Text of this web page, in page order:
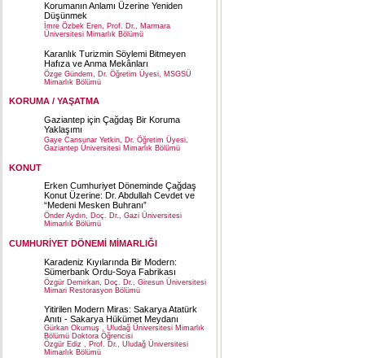
Korumanın Anlamı Üzerine Yeniden
Düşünmek
İmre Özbek Eren, Prof. Dr., Marmara
Üniversitesi Mimarlık Bölümü
Karanlık Turizmin Söylemi Bitmeyen
Hafıza ve Anma Mekânları
Özge Gündem, Dr. Öğretim Üyesi, MSGSÜ
Mimarlık Bölümü
KORUMA / YAŞATMA
Gaziantep için Çağdaş Bir Koruma
Yaklaşımı
Gaye Cansunar Yetkin, Dr. Öğretim Üyesi,
Gaziantep Üniversitesi Mimarlık Bölümü
KONUT
Erken Cumhuriyet Döneminde Çağdaş
Konut Üzerine: Dr. Abdullah Cevdet ve
“Medeni Mesken Buhranı”
Önder Aydın, Doç. Dr., Gazi Üniversitesi
Mimarlık Bölümü
CUMHURİYET DÖNEMİ MİMARLIĞI
Karadeniz Kıyılarında Bir Modern:
Sümerbank Ordu-Soya Fabrikası
Özgür Demirkan, Doç. Dr., Giresun Üniversitesi
Mimari Restorasyon Bölümü
Yitirilen Modern Miras: Sakarya Atatürk
Anıtı - Sakarya Hükümet Meydanı
Gürkan Okumuş , Uludağ Üniversitesi Mimarlık
Bölümü Doktora Öğrencisi
Özgür Ediz , Prof. Dr., Uludağ Üniversitesi
Mimarlık Bölümü